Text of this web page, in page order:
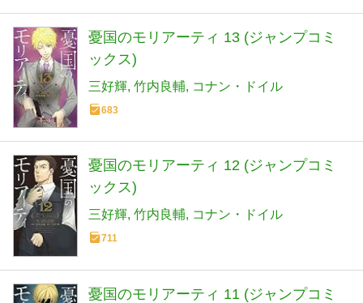
憂国のモリアーティ 13 (ジャンプコミ
ックス)
三好輝 竹内良輔 コナン・ドイル
683
憂国のモリアーティ 12 (ジャンプコミ
ックス)
三好輝 竹内良輔 コナン・ドイル
711
憂国のモリアーティ 11 (ジャンプコミ